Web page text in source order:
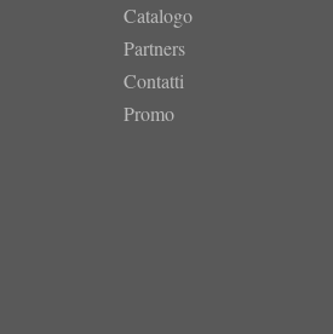
Catalogo
Partners
Contatti
Promo